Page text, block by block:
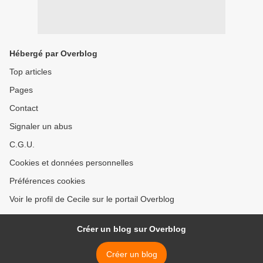
Hébergé par Overblog
Top articles
Pages
Contact
Signaler un abus
C.G.U.
Cookies et données personnelles
Préférences cookies
Voir le profil de Cecile sur le portail Overblog
Créer un blog sur Overblog
Créer un blog